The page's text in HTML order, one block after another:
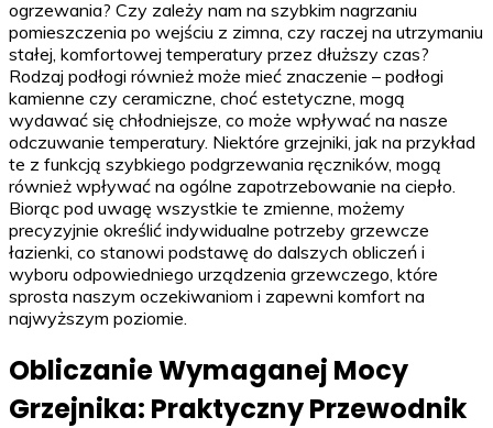
ogrzewania? Czy zależy nam na szybkim nagrzaniu
pomieszczenia po wejściu z zimna, czy raczej na utrzymaniu
stałej, komfortowej temperatury przez dłuższy czas?
Rodzaj podłogi również może mieć znaczenie – podłogi
kamienne czy ceramiczne, choć estetyczne, mogą
wydawać się chłodniejsze, co może wpływać na nasze
odczuwanie temperatury. Niektóre grzejniki, jak na przykład
te z funkcją szybkiego podgrzewania ręczników, mogą
również wpływać na ogólne zapotrzebowanie na ciepło.
Biorąc pod uwagę wszystkie te zmienne, możemy
precyzyjnie określić indywidualne potrzeby grzewcze
łazienki, co stanowi podstawę do dalszych obliczeń i
wyboru odpowiedniego urządzenia grzewczego, które
sprosta naszym oczekiwaniom i zapewni komfort na
najwyższym poziomie.
Obliczanie Wymaganej Mocy
Grzejnika: Praktyczny Przewodnik